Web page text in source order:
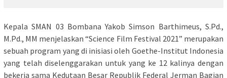
Kepala SMAN 03 Bombana Yakob Simson Barthimeus, S.Pd.,
M.Pd., MM menjelaskan “Science Film Festival 2021” merupakan
sebuah program yang di inisiasi oleh Goethe-Institut Indonesia
yang telah diselenggarakan untuk yang ke 12 kalinya dengan
bekerja sama Kedutaan Besar Republik Federal Jerman Bagian